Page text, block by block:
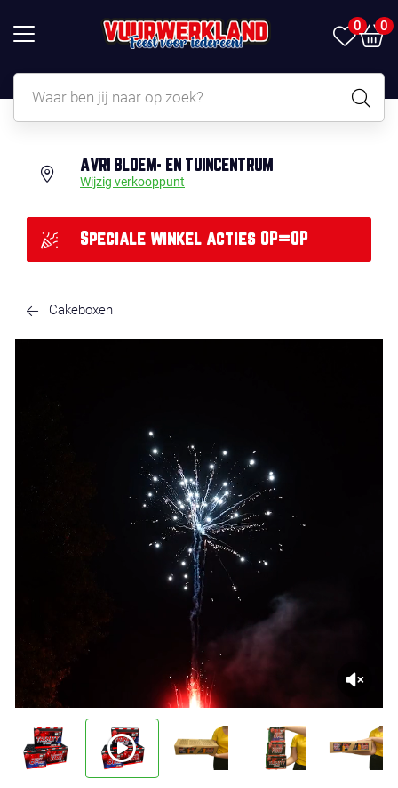
0 0
AVRI BLOEM- EN TUINCENTRUM
Wijzig verkooppunt
Speciale winkel acties OP=OP
Cakeboxen